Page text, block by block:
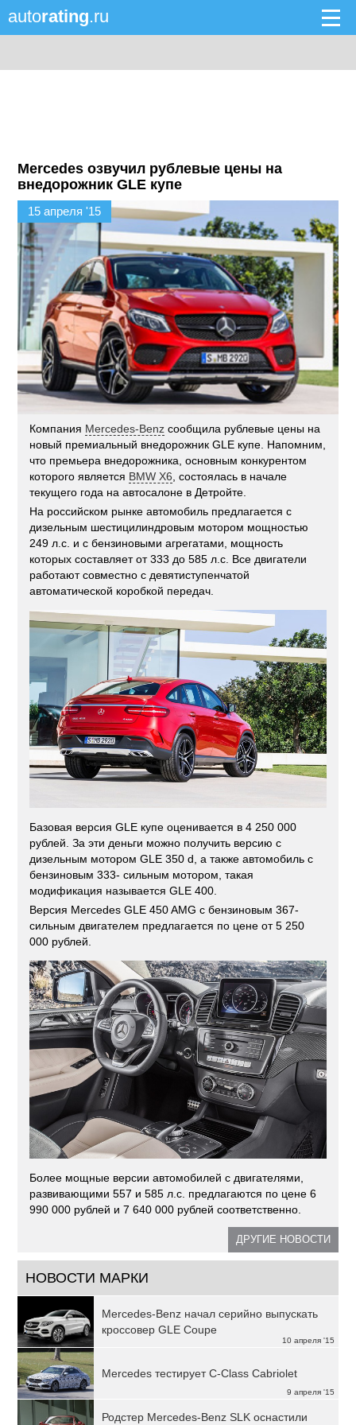
autorating.ru
Mercedes озвучил рублевые цены на
внедорожник GLE купе
15 апреля '15
Компания Mercedes-Benz сообщила рублевые цены на
новый премиальный внедорожник GLE купе. Напомним,
что премьера внедорожника, основным конкурентом
которого является BMW X6 , состоялась в начале
текущего года на автосалоне в Детройте.
На российском рынке автомобиль предлагается с
дизельным шестицилиндровым мотором мощностью
249 л.с. и с бензиновыми агрегатами, мощность
которых составляет от 333 до 585 л.с. Все двигатели
работают совместно с девятиступенчатой
автоматической коробкой передач.
Базовая версия GLE купе оценивается в 4 250 000
рублей. За эти деньги можно получить версию с
дизельным мотором GLE 350 d, а также автомобиль с
бензиновым 333- сильным мотором, такая
модификация называется GLE 400.
Версия Mercedes GLE 450 AMG с бензиновым 367-
сильным двигателем предлагается по цене от 5 250
000 рублей.
Более мощные версии автомобилей с двигателями,
развивающими 557 и 585 л.с. предлагаются по цене 6
990 000 рублей и 7 640 000 рублей соответственно.
ДРУГИЕ НОВОСТИ
НОВОСТИ МАРКИ
10 апреля '15
Mercedes-Benz начал серийно выпускать
кроссовер GLE Coupe
9 апреля '15
Mercedes тестирует C-Class Cabriolet
Родстер Mercedes-Benz SLK оснастили